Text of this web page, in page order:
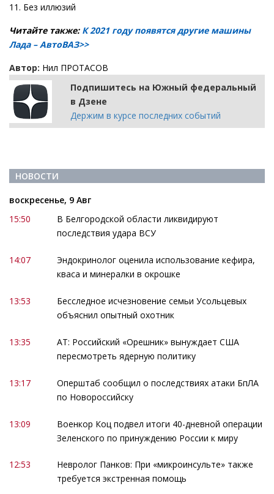
11. Без иллюзий
Читайте также: К 2021 году появятся другие машины
Лада – АвтоВАЗ>>
Автор: Нил ПРОТАСОВ
Подпишитесь на Южный федеральный
в Дзене
Держим в курсе последних событий
НОВОСТИ
воскресенье, 9 Авг
15:50
В Белгородской области ликвидируют
последствия удара ВСУ
14:07
Эндокринолог оценила использование кефира,
кваса и минералки в окрошке
13:53
Бесследное исчезновение семьи Усольцевых
объяснил опытный охотник
13:35
АТ: Российский «Орешник» вынуждает США
пересмотреть ядерную политику
13:17
Оперштаб сообщил о последствиях атаки БпЛА
по Новороссийску
13:09
Военкор Коц подвел итоги 40-дневной операции
Зеленского по принуждению России к миру
12:53
Невролог Панков: При «микроинсульте» также
требуется экстренная помощь